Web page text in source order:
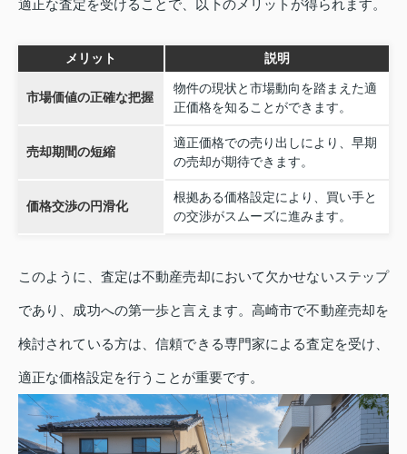
適正な査定を受けることで、以下のメリットが得られます。
メリット 説明
市場価値の正確な把握
物件の現状と市場動向を踏まえた適
正価格を知ることができます。
売却期間の短縮
適正価格での売り出しにより、早期
の売却が期待できます。
価格交渉の円滑化
根拠ある価格設定により、買い手と
の交渉がスムーズに進みます。
このように、査定は不動産売却において欠かせないステップ
であり、成功への第一歩と言えます。高崎市で不動産売却を
検討されている方は、信頼できる専門家による査定を受け、
適正な価格設定を行うことが重要です。